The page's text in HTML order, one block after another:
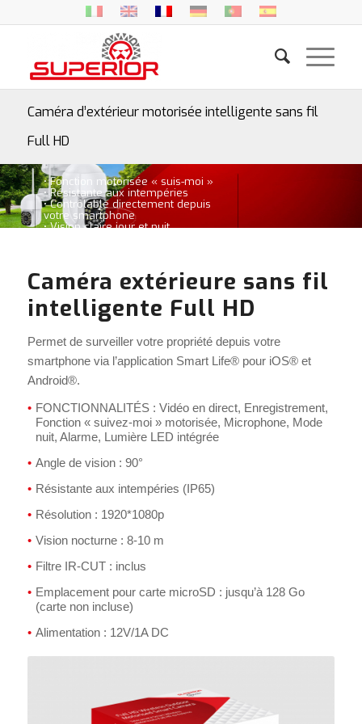
Caméra d’extérieur motorisée intelligente sans fil
Full HD
• Fonction motorisée « suis-moi »
• Résistante aux intempéries
• Contrôlable directement depuis
votre smartphone
• Vision claire jour et nuit
Caméra extérieure sans fil
intelligente Full HD
Permet de surveiller votre propriété depuis votre
smartphone via l’application Smart Life® pour iOS® et
Android®.
FONCTIONNALITÉS : Vidéo en direct, Enregistrement,
Fonction « suivez-moi » motorisée, Microphone, Mode
nuit, Alarme, Lumière LED intégrée
Angle de vision : 90°
Résistante aux intempéries (IP65)
Résolution : 1920*1080p
Vision nocturne : 8-10 m
Filtre IR-CUT : inclus
Emplacement pour carte microSD : jusqu’à 128 Go
(carte non incluse)
Alimentation : 12V/1A DC